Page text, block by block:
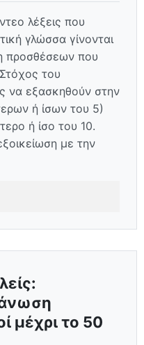
λέξεις που
γλώσσα γίνονται
προσθέσεων που
του
να εξασκηθούν στην
ή ίσων του 5)
ή ίσο του 10.
με την
μέχρι το 50